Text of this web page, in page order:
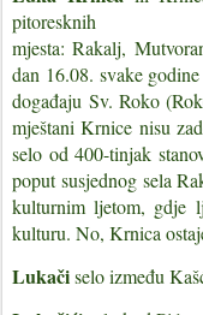
pitoresknih
mjesta:Rakalj,
dan 16.08. svake
događaju Sv. Roko
mještani Krnice nisu
selo od 400-tinjak
poput susjednog sela
kulturnim ljetom, gdje
kulturu. No, Krnica
Lukačiselo između